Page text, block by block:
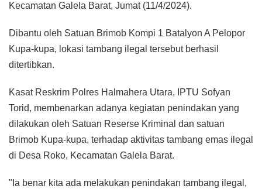
Kecamatan Galela Barat, Jumat (11/4/2024).
Dibantu oleh Satuan Brimob Kompi 1 Batalyon A Pelopor
Kupa-kupa, lokasi tambang ilegal tersebut berhasil
ditertibkan.
Kasat Reskrim Polres Halmahera Utara, IPTU Sofyan
Torid, membenarkan adanya kegiatan penindakan yang
dilakukan oleh Satuan Reserse Kriminal dan satuan
Brimob Kupa-kupa, terhadap aktivitas tambang emas ilegal
di Desa Roko, Kecamatan Galela Barat.
"Ia benar kita ada melakukan penindakan tambang ilegal,